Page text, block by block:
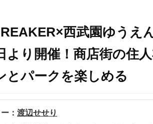
西武園ゆうえ
より開催！商店街の住
とパークを楽しめる
： 渡辺せせり